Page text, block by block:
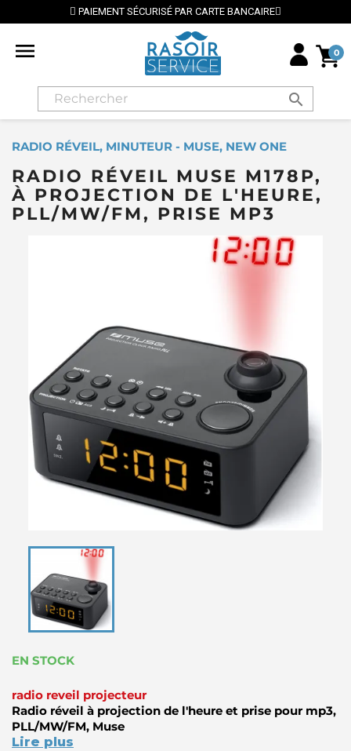
PAIEMENT SÉCURISÉ PAR CARTE BANCAIRE
 0
search
RADIO RÉVEIL, MINUTEUR - MUSE, NEW ONE
RADIO RÉVEIL MUSE M178P,
À PROJECTION DE L'HEURE,
PLL/MW/FM, PRISE MP3
EN STOCK
radio reveil projecteur
Radio réveil à projection de l'heure et prise pour mp3,
PLL/MW/FM, Muse
Lire plus